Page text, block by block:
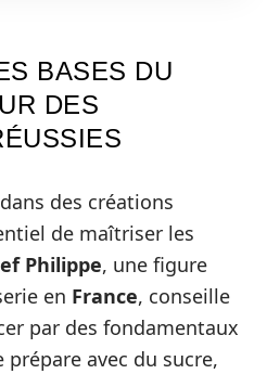
BASES DU
DES
des créations
de maîtriser les
Philippe, une figure
en France, conseille
par des fondamentaux
prépare avec du sucre,